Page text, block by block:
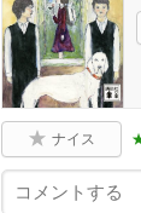
ナイス